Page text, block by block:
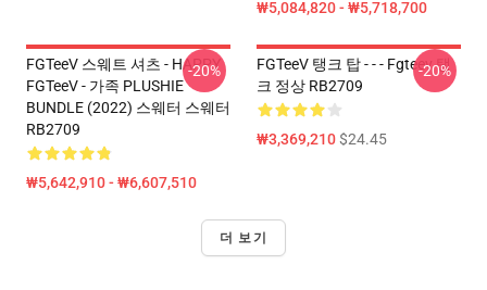
₩5,084,820 - ₩5,718,700
FGTeeV 스웨트 셔츠 - HAPPY
FGTeeV - 가족 PLUSHIE
BUNDLE (2022) 스웨터 스웨터
RB2709
₩5,642,910 - ₩6,607,510
-20%
FGTeeV 탱크 탑 - - - Fgteev 탱
크 정상 RB2709
₩3,369,210$24.45
-20%
더 보기